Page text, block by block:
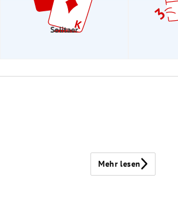
Solitaer
Mehr lesen